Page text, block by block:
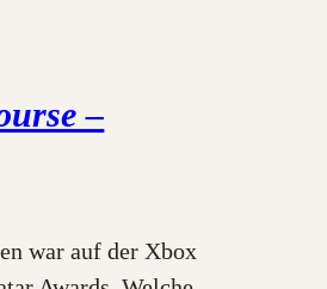
–
war auf der Xbox